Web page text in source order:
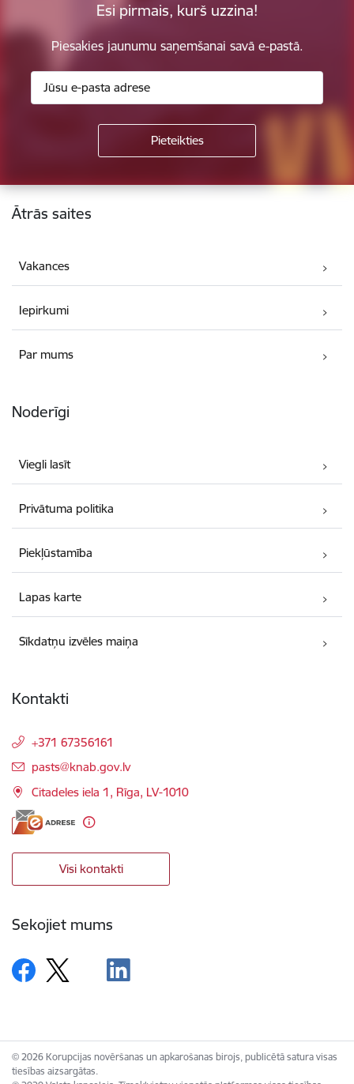
Esi pirmais, kurš uzzina!
Piesakies jaunumu saņemšanai savā e-pastā.
Kājene
Ātrās saites
Vakances
Iepirkumi
Par mums
Noderīgi
Viegli lasīt
Privātuma politika
Piekļūstamība
Lapas karte
Sīkdatņu izvēles maiņa
Kontakti
+371 67356161
E-pasts:
pasts@knab.gov.lv
Citadeles iela 1, Rīga, LV-1010
Visi kontakti
Sekojiet mums
© 2026 Korupcijas novēršanas un apkarošanas birojs, publicētā satura visas
tiesības aizsargātas.